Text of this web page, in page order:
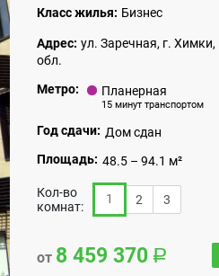
Класс жилья: Бизнес
Адрес: ул. Заречная, г.
обл.
Метро:
Планерная
15 минут транспортом
Год сдачи: Дом сдан
Площадь: 48.5 – 94.1 м²
Кол-во
комнат:
1 2 3
от 8 459 370